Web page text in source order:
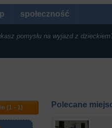
społeczność
pomysłu na wyjazd z
(1 - 1) Polecane